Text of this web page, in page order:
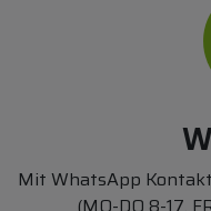
Mit WhatsApp